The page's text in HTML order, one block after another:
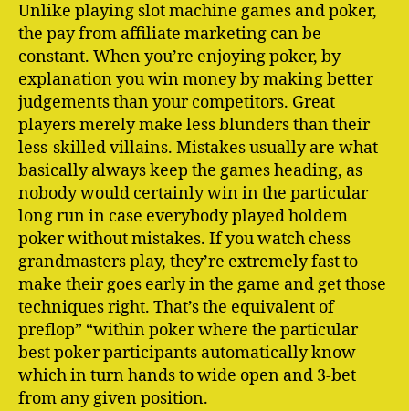
Unlike playing slot machine games and poker,
the pay from affiliate marketing can be
constant. When you’re enjoying poker, by
explanation you win money by making better
judgements than your competitors. Great
players merely make less blunders than their
less-skilled villains. Mistakes usually are what
basically always keep the games heading, as
nobody would certainly win in the particular
long run in case everybody played holdem
poker without mistakes. If you watch chess
grandmasters play, they’re extremely fast to
make their goes early in the game and get those
techniques right. That’s the equivalent of
preflop” “within poker where the particular
best poker participants automatically know
which in turn hands to wide open and 3-bet
from any given position.